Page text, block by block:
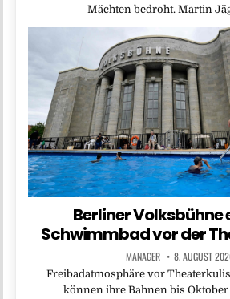
Mächten bedroht. Martin
Berliner Volksbühne
Schwimmbad vor der
MANAGER 8. AUGUST
Freibadatmosphäre vor
können ihre Bahnen bis